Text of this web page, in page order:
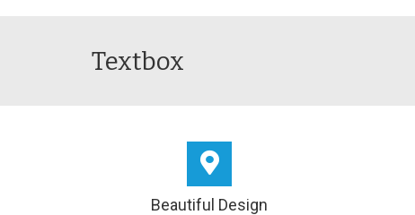
Textbox
Beautiful Design